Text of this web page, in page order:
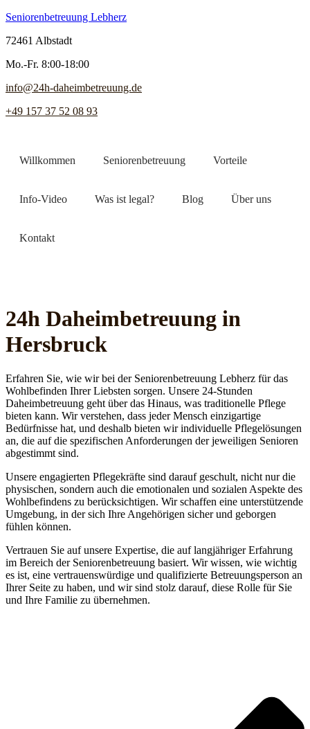
Seniorenbetreuung Lebherz
72461 Albstadt
Mo.-Fr. 8:00-18:00
info@24h-daheimbetreuung.de
+49 157 37 52 08 93
Willkommen Seniorenbetreuung Vorteile
Info-Video Was ist legal? Blog Über uns
Kontakt
24h Daheim­betreuung in
Hersbruck
Erfahren Sie, wie wir bei der Seniorenbetreuung Lebherz für das
Wohlbefinden Ihrer Liebsten sorgen. Unsere 24-Stunden
Daheimbetreuung geht über das Hinaus, was traditionelle Pflege
bieten kann. Wir verstehen, dass jeder Mensch einzigartige
Bedürfnisse hat, und deshalb bieten wir individuelle Pflegelösungen
an, die auf die spezifischen Anforderungen der jeweiligen Senioren
abgestimmt sind.
Unsere engagierten Pflegekräfte sind darauf geschult, nicht nur die
physischen, sondern auch die emotionalen und sozialen Aspekte des
Wohlbefindens zu berücksichtigen. Wir schaffen eine unterstützende
Umgebung, in der sich Ihre Angehörigen sicher und geborgen
fühlen können.
Vertrauen Sie auf unsere Expertise, die auf langjähriger Erfahrung
im Bereich der Seniorenbetreuung basiert. Wir wissen, wie wichtig
es ist, eine vertrauenswürdige und qualifizierte Betreuungsperson an
Ihrer Seite zu haben, und wir sind stolz darauf, diese Rolle für Sie
und Ihre Familie zu übernehmen.